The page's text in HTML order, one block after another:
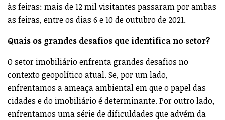
às feiras: mais de 12 mil visitantes passaram por ambas
as feiras, entre os dias 6 e 10 de outubro de 2021.
Quais os grandes desafios que identifica no setor?
O setor imobiliário enfrenta grandes desafios no
contexto geopolítico atual. Se, por um lado,
enfrentamos a ameaça ambiental em que o papel das
cidades e do imobiliário é determinante. Por outro lado,
enfrentamos uma série de dificuldades que advém da